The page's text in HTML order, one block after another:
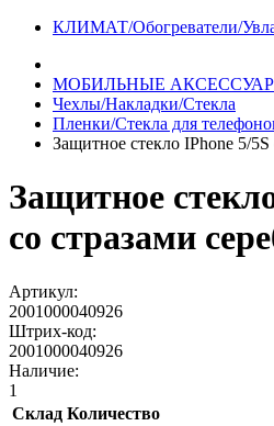
КЛИМАТ/Обогреватели/
МОБИЛЬНЫЕ
Чехлы/Накладки/Стекла
Пленки/Стекла для
Защитное стекло IPhone 5/5S
Защитное
со стразами
Артикул:
2001000040926
Штрих-код:
2001000040926
Наличие:
1
Склад Количество